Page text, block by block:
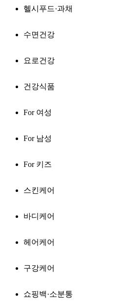
헬시푸드·과채
수면건강
요로건강
건강식품
For 여성
For 남성
For 키즈
스킨케어
바디케어
헤어케어
구강케어
쇼핑백·소분통